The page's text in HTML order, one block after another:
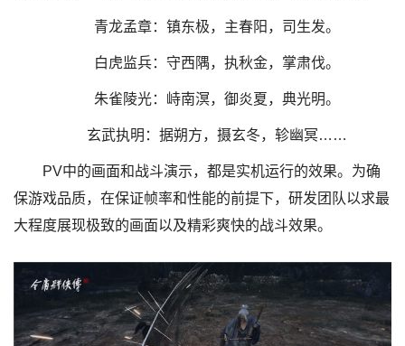
青龙孟章：镇东极，主春阳，司生发。
白虎监兵：守西隅，执秋金，掌肃伐。
朱雀陵光：峙南溟，御炎夏，典光明。
玄武执明：据朔方，摄玄冬，轸幽冥……
PV中的画面和战斗演示，都是实机运行的效果。为确
保游戏品质，在保证帧率和性能的前提下，研发团队以求最
大程度展现极致的画面以及精彩爽快的战斗效果。